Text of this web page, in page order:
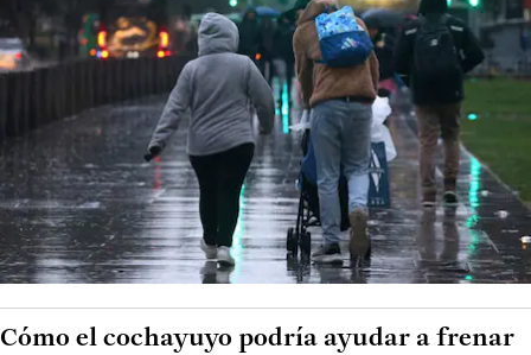
Cómo el cochayuyo podría ayudar a frenar